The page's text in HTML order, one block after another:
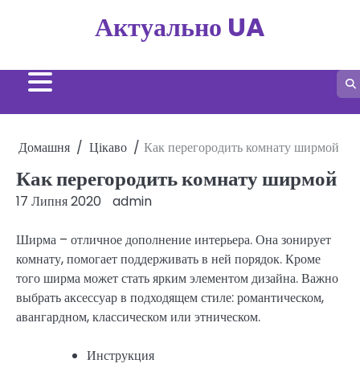
Актуально UA
Домашня Цікаво Как перегородить комнату ширмой
Как перегородить комнату ширмой
17 Липня 2020 admin
Ширма – отличное дополнение интерьера. Она зонирует
комнату, помогает поддерживать в ней порядок. Кроме
того ширма может стать ярким элементом дизайна. Важно
выбрать аксессуар в подходящем стиле: романтическом,
авангардном, классическом или этническом.
Инструкция